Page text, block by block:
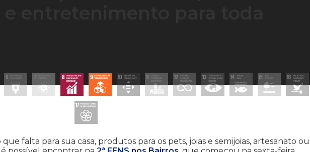
falta para sua casa, produtos para os pets, joias e semijoias, artesanato ou